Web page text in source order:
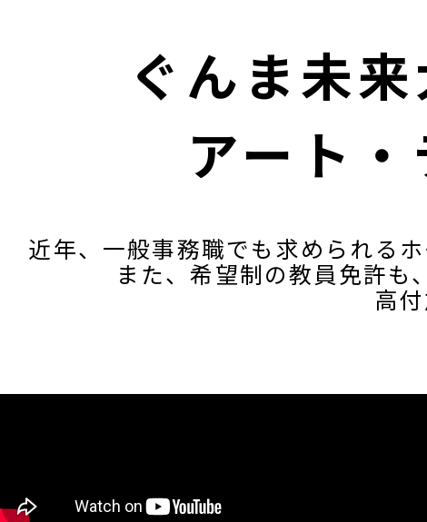
ぐんま未
アート
近年、一般事務職でも求められる
また、希望制の教員免許も
高